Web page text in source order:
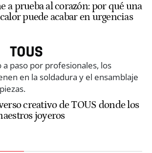
a prueba al corazón: por qué una
puede acabar en urgencias
creativo de TOUS donde los
joyeros